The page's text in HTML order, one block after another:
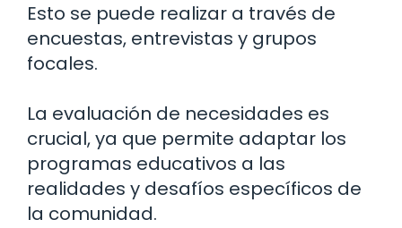
Esto se puede realizar a través de
encuestas, entrevistas y grupos
focales.
La evaluación de necesidades es
crucial, ya que permite adaptar los
programas educativos a las
realidades y desafíos específicos de
la comunidad.